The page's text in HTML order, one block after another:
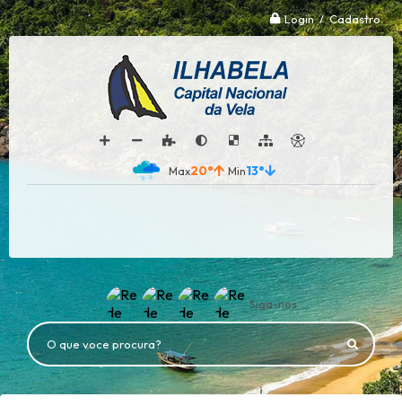
Login / Cadastro
20° 13°
Siga-nos
O que voce procura?